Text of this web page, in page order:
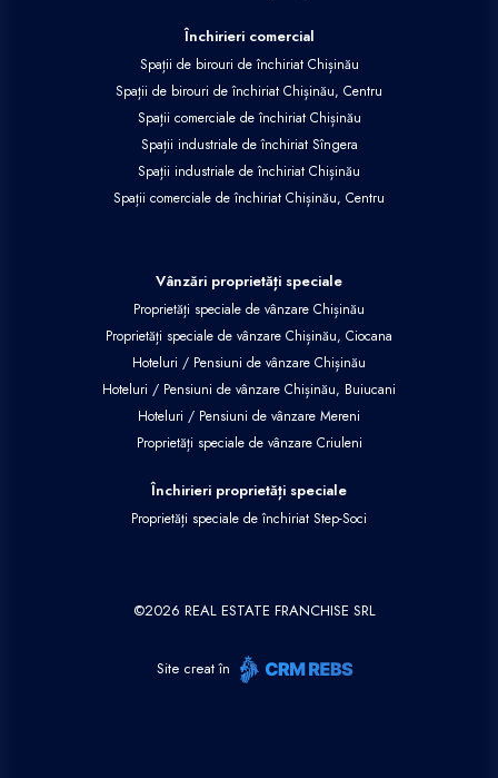
Închirieri comercial
Spații de birouri de închiriat Chișinău
Spații de birouri de închiriat Chișinău, Centru
Spații comerciale de închiriat Chișinău
Spații industriale de închiriat Sîngera
Spații industriale de închiriat Chișinău
Spații comerciale de închiriat Chișinău, Centru
Vânzări proprietăți speciale
Proprietăți speciale de vânzare Chișinău
Proprietăți speciale de vânzare Chișinău, Ciocana
Hoteluri / Pensiuni de vânzare Chișinău
Hoteluri / Pensiuni de vânzare Chișinău, Buiucani
Hoteluri / Pensiuni de vânzare Mereni
Proprietăți speciale de vânzare Criuleni
Închirieri proprietăți speciale
Proprietăți speciale de închiriat Step-Soci
©2026 REAL ESTATE FRANCHISE SRL
Site creat în